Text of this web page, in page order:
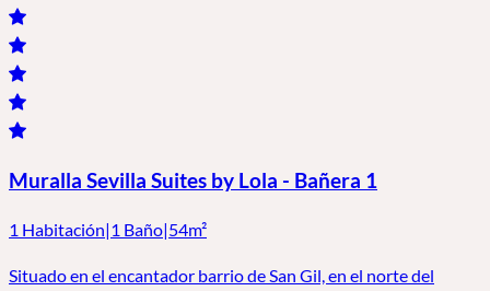
Muralla Sevilla Suites by Lola - Bañera 1
1 Habitación|1 Baño|54m²
Situado en el encantador barrio de San Gil, en el norte del